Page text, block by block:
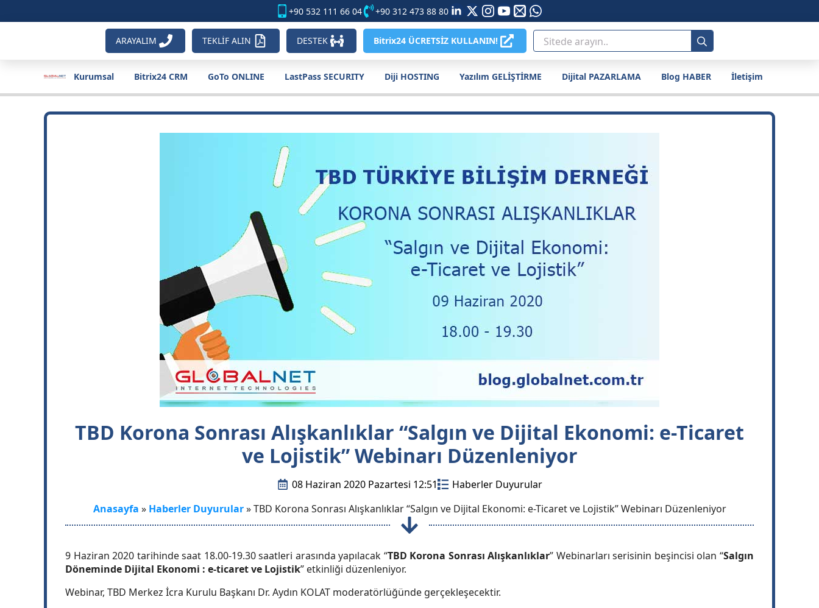
+90 532 111 66 04 +90 312 473 88 80
ARAYALIM TEKLİF ALIN DESTEK Bitrix24 ÜCRETSİZ KULLANIN!
Search
for:
Kurumsal Bitrix24 CRM GoTo ONLINE LastPass SECURITY Diji HOSTING Yazılım GELİŞTİRME Dijital PAZARLAMA Blog HABER İletişim
TBD Korona Sonrası Alışkanlıklar “Salgın ve Dijital Ekonomi: e-Ticaret
ve Lojistik” Webinarı Düzenleniyor
08 Haziran 2020 Pazartesi 12:51
Haberler Duyurular
Anasayfa » Haberler Duyurular»TBD Korona Sonrası Alışkanlıklar “Salgın ve Dijital Ekonomi: e-Ticaret ve Lojistik” Webinarı Düzenleniyor
9 Haziran 2020 tarihinde saat 18.00-19.30 saatleri arasında yapılacak “TBD Korona Sonrası Alışkanlıklar” Webinarları serisinin beşincisi olan “Salgın
Döneminde Dijital Ekonomi : e-ticaret ve Lojistik” etkinliği düzenleniyor.
Webinar, TBD Merkez İcra Kurulu Başkanı Dr. Aydın KOLAT moderatörlüğünde gerçekleşecektir.